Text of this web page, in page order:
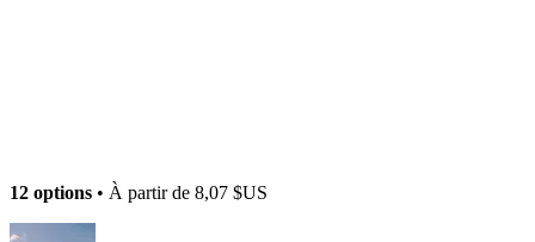
12 options • À partir de 8,07 $US